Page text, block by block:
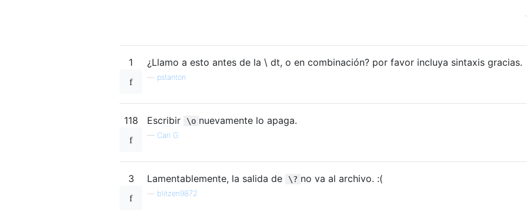
1 ¿Llamo a esto antes de la \ dt, o en combinación? por favor incluya sintaxis gracias.
pstanton
118 Escribir \o nuevamente lo apaga.
— Carl G
3 Lamentablemente, la salida de \? no va al archivo. :(
blitzen9872